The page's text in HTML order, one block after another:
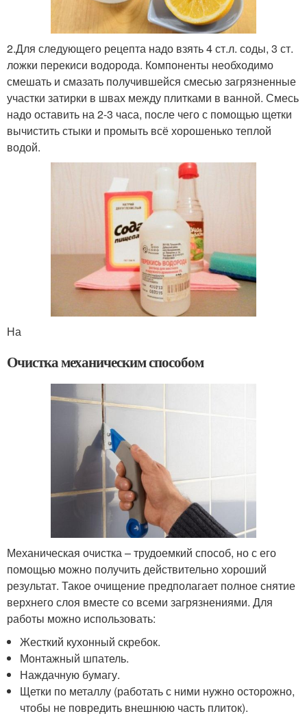
2.Для следующего рецепта надо взять 4 ст.л. соды, 3 ст.
ложки перекиси водорода. Компоненты необходимо
смешать и смазать получившейся смесью загрязненные
участки затирки в швах между плитками в ванной. Смесь
надо оставить на 2-3 часа, после чего с помощью щетки
вычистить стыки и промыть всё хорошенько теплой
водой.
На
Очистка механическим способом
Механическая очистка – трудоемкий способ, но с его
помощью можно получить действительно хороший
результат. Такое очищение предполагает полное снятие
верхнего слоя вместе со всеми загрязнениями. Для
работы можно использовать:
Жесткий кухонный скребок.
Монтажный шпатель.
Наждачную бумагу.
Щетки по металлу (работать с ними нужно осторожно,
чтобы не повредить внешнюю часть плиток).